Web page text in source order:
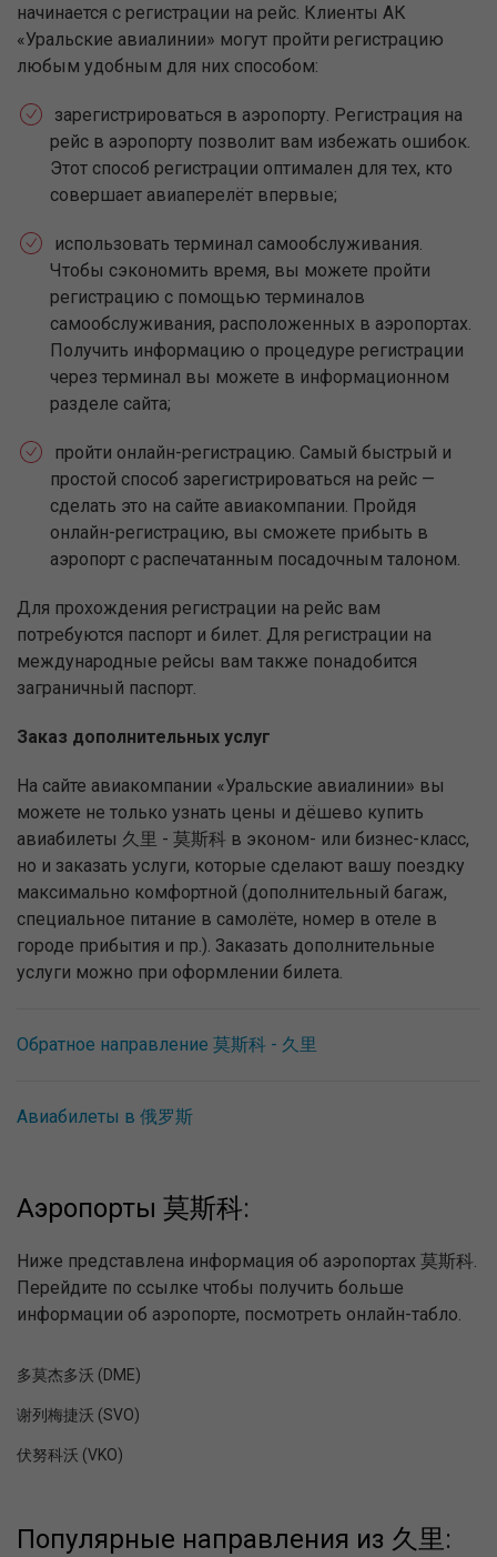
начинается с регистрации на рейс. Клиенты АК
«Уральские авиалинии» могут пройти регистрацию
любым удобным для них способом:
зарегистрироваться в аэропорту. Регистрация на
рейс в аэропорту позволит вам избежать ошибок.
Этот способ регистрации оптимален для тех, кто
совершает авиаперелёт впервые;
использовать терминал самообслуживания.
Чтобы сэкономить время, вы можете пройти
регистрацию с помощью терминалов
самообслуживания, расположенных в аэропортах.
Получить информацию о процедуре регистрации
через терминал вы можете в информационном
разделе сайта;
пройти онлайн-регистрацию. Самый быстрый и
простой способ зарегистрироваться на рейс —
сделать это на сайте авиакомпании. Пройдя
онлайн-регистрацию, вы сможете прибыть в
аэропорт с распечатанным посадочным талоном.
Для прохождения регистрации на рейс вам
потребуются паспорт и билет. Для регистрации на
международные рейсы вам также понадобится
заграничный паспорт.
Заказ дополнительных услуг
На сайте авиакомпании «Уральские авиалинии» вы
можете не только узнать цены и дёшево купить
авиабилеты 久里 - 莫斯科 в эконом- или бизнес-класс,
но и заказать услуги, которые сделают вашу поездку
максимально комфортной (дополнительный багаж,
специальное питание в самолёте, номер в отеле в
городе прибытия и пр.). Заказать дополнительные
услуги можно при оформлении билета.
Обратное направление 莫斯科 - 久里
Авиабилеты в 俄罗斯
Аэропорты 莫斯科:
Ниже представлена информация об аэропортах 莫斯科.
Перейдите по ссылке чтобы получить больше
информации об аэропорте, посмотреть онлайн-табло.
多莫杰多沃 (DME)
谢列梅捷沃 (SVO)
伏努科沃 (VKO)
Популярные направления из 久里: